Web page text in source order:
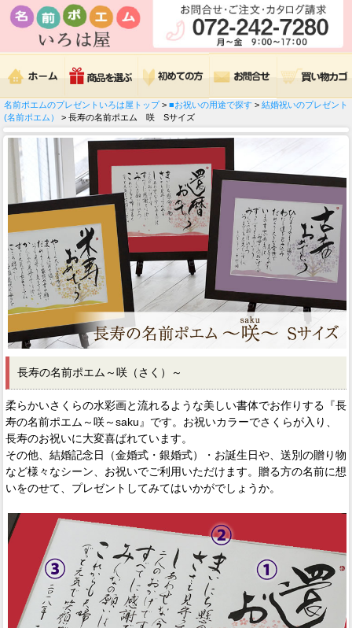
名前ポエムのプレゼントいろは屋トップ> ■お祝いの用途で探す > 結婚祝いのプレゼント
(名前ポエム）
> 長寿の名前ポエム 咲 Sサイズ
長寿の名前ポエム～咲（さく）～
柔らかいさくらの水彩画と流れるような美しい書体でお作りする『長
寿の名前ポエム～咲～saku』です。お祝いカラーでさくらが入り、
長寿のお祝いに大変喜ばれています。
その他、結婚記念日（金婚式・銀婚式）・お誕生日や、送別の贈り物
など様々なシーン、お祝いでご利用いただけます。贈る方の名前に想
いをのせて、プレゼントしてみてはいかがでしょうか。